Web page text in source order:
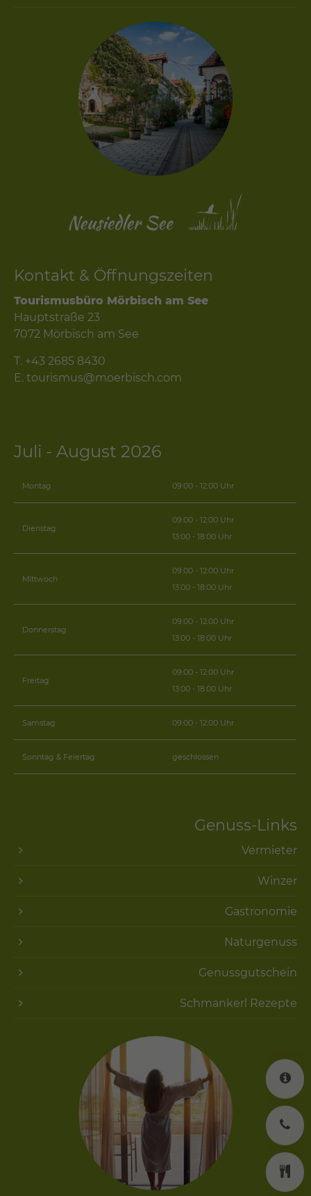
Kontakt & Öffnungszeiten
Tourismusbüro Mörbisch am See
Hauptstraße 23
7072 Mörbisch am See
T. +43 2685 8430
E. tourismus@moerbisch.com
Juli - August 2026
Montag 09:00 - 12:00 Uhr
Dienstag
09:00 - 12:00 Uhr
13:00 - 18:00 Uhr
Mittwoch
09:00 - 12:00 Uhr
13:00 - 18:00 Uhr
Donnerstag
09:00 - 12:00 Uhr
13:00 - 18:00 Uhr
Freitag
09:00 - 12:00 Uhr
13:00 - 18:00 Uhr
Samstag 09:00 - 12:00 Uhr
Sonntag & Feiertag geschlossen
Genuss-Links
Vermieter
Winzer
Gastronomie
Naturgenuss
Genussgutschein
Schmankerl Rezepte